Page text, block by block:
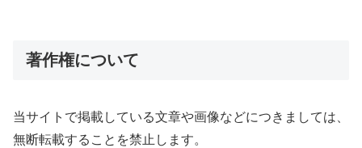
著作権について
当サイトで掲載している文章や画像などにつきましては、
無断転載することを禁止します。